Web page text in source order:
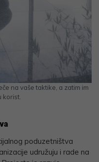
na vaše taktike, a zatim im
korist.
poduzetništva
udružuju i rade na